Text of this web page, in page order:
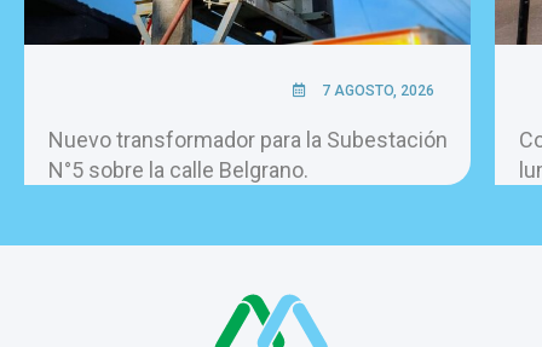
7 AGOSTO, 2026
Nuevo transformador para la Subestación
N°5 sobre la calle Belgrano.